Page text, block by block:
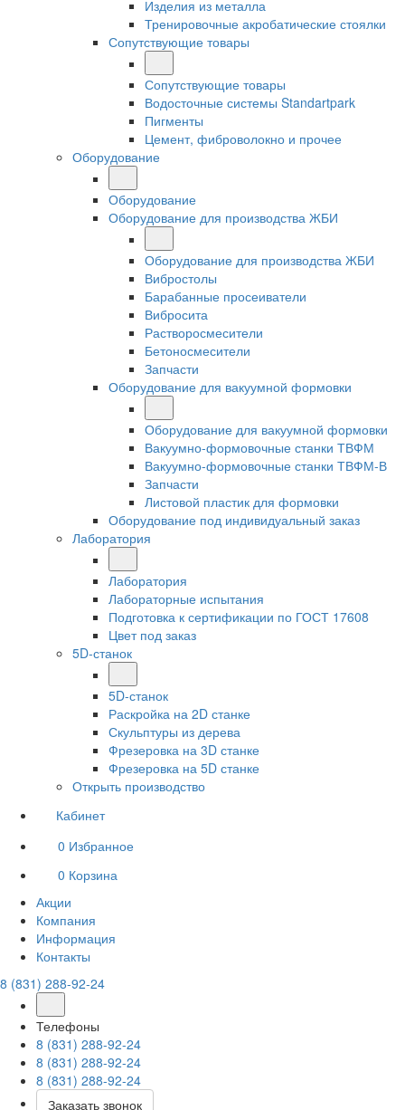
Изделия из металла
Тренировочные акробатические стоялки
Сопутствующие товары
Сопутствующие товары
Водосточные системы Standartpark
Пигменты
Цемент, фиброволокно и прочее
Оборудование
Оборудование
Оборудование для производства ЖБИ
Оборудование для производства ЖБИ
Вибростолы
Барабанные просеиватели
Вибросита
Растворосмесители
Бетоносмесители
Запчасти
Оборудование для вакуумной формовки
Оборудование для вакуумной формовки
Вакуумно-формовочные станки ТВФМ
Вакуумно-формовочные станки ТВФМ-В
Запчасти
Листовой пластик для формовки
Оборудование под индивидуальный заказ
Лаборатория
Лаборатория
Лабораторные испытания
Подготовка к сертификации по ГОСТ 17608
Цвет под заказ
5D-станок
5D-станок
Раскройка на 2D станке
Скульптуры из дерева
Фрезеровка на 3D станке
Фрезеровка на 5D станке
Открыть производство
Кабинет
0 Избранное
0 Корзина
Акции
Компания
Информация
Контакты
8 (831) 288-92-24
Телефоны
8 (831) 288-92-24
8 (831) 288-92-24
8 (831) 288-92-24
Заказать звонок